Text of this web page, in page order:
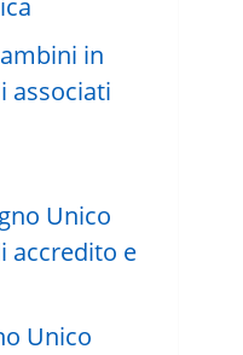
in
associati
Unico